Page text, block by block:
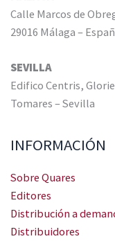
Calle Marcos de
29016 Málaga –
SEVILLA
Edifico Centris,
Tomares – Sevilla
INFORMACIÓN
Sobre Quares
Editores
Distribución a
Distribuidores